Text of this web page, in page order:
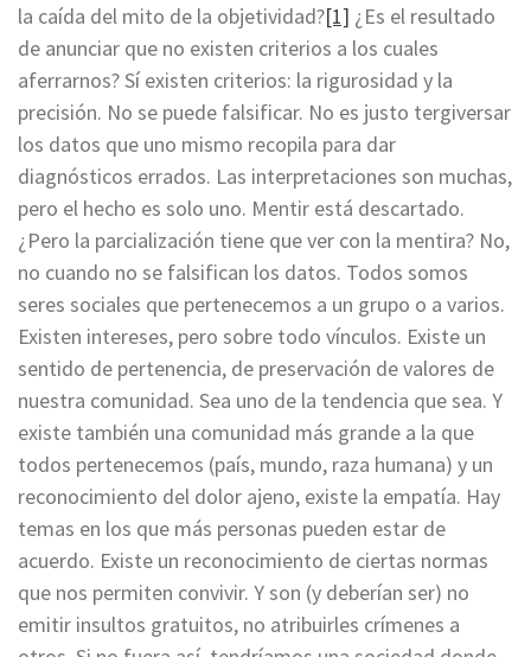
la caída del mito de la objetividad?[1] ¿Es el resultado
de anunciar que no existen criterios a los cuales
aferrarnos? Sí existen criterios: la rigurosidad y la
precisión. No se puede falsificar. No es justo tergiversar
los datos que uno mismo recopila para dar
diagnósticos errados. Las interpretaciones son muchas,
pero el hecho es solo uno. Mentir está descartado.
¿Pero la parcialización tiene que ver con la mentira? No,
no cuando no se falsifican los datos. Todos somos
seres sociales que pertenecemos a un grupo o a varios.
Existen intereses, pero sobre todo vínculos. Existe un
sentido de pertenencia, de preservación de valores de
nuestra comunidad. Sea uno de la tendencia que sea. Y
existe también una comunidad más grande a la que
todos pertenecemos (país, mundo, raza humana) y un
reconocimiento del dolor ajeno, existe la empatía. Hay
temas en los que más personas pueden estar de
acuerdo. Existe un reconocimiento de ciertas normas
que nos permiten convivir. Y son (y deberían ser) no
emitir insultos gratuitos, no atribuirles crímenes a